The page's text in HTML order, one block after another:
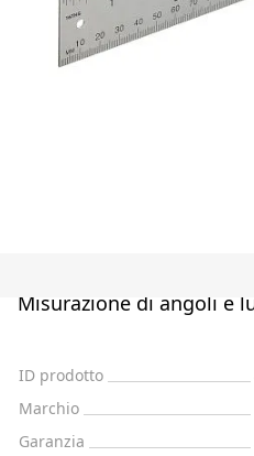
Misurazione di angoli e
ID prodotto
Marchio
Garanzia